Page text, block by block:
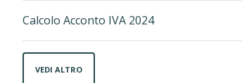
Calcolo Acconto IVA 2024
VEDI ALTRO